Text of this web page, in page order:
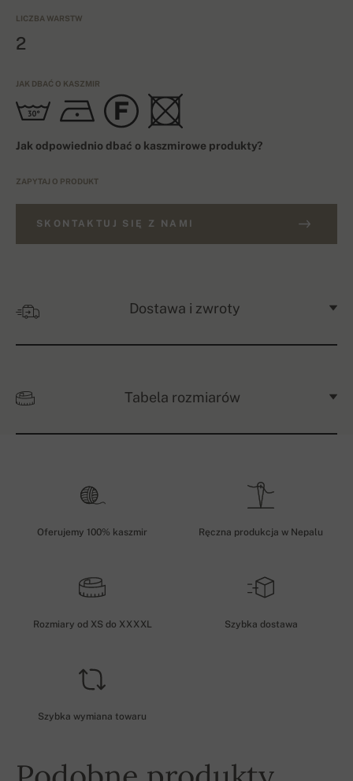
LICZBA WARSTW
2
JAK DBAĆ O KASZMIR
Jak odpowiednio dbać o kaszmirowe produkty?
ZAPYTAJ O PRODUKT
SKONTAKTUJ SIĘ Z NAMI
Dostawa i zwroty
Tabela rozmiarów
Oferujemy 100% kaszmir Ręczna produkcja w Nepalu
Rozmiary od XS do XXXXL Szybka dostawa
Szybka wymiana towaru